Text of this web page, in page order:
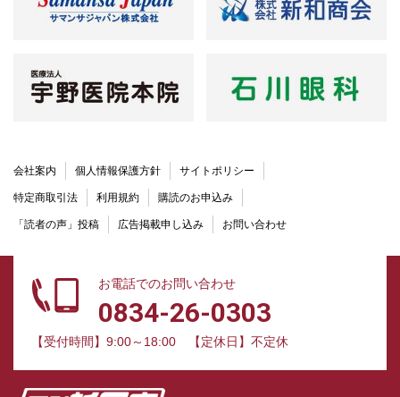
会社案内 個人情報保護方針 サイトポリシー
特定商取引法 利用規約 購読のお申込み
「読者の声」投稿 広告掲載申し込み お問い合わせ
お電話でのお問い合わせ
0834-26-0303
【受付時間】9:00～18:00 【定休日】不定休